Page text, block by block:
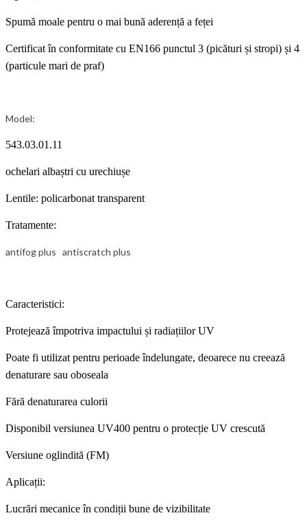
Spumă moale pentru o mai bună aderență a feței
Certificat în conformitate cu EN166 punctul 3 (picături și stropi) și 4
(particule mari de praf)
Model:
543.03.01.11
ochelari albaștri cu urechiușe
Lentile: policarbonat transparent
Tratamente:
antifog plus antiscratch plus
Caracteristici:
Protejează împotriva impactului și radiațiilor UV
Poate fi utilizat pentru perioade îndelungate, deoarece nu creează
denaturare sau oboseala
Fără denaturarea culorii
Disponibil versiunea UV400 pentru o protecție UV crescută
Versiune oglindită (FM)
Aplicații:
Lucrări mecanice în condiții bune de vizibilitate